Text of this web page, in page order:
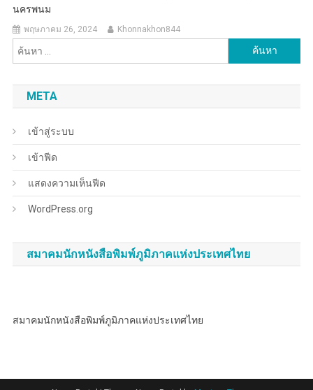
นครพนม
พฤษภาคม 26, 2024 Khonnakhon844
สำหรับ:
META
เข้าสู่ระบบ
เข้าฟีด
แสดงความเห็นฟีด
WordPress.org
สมาคมนักหนังสือพิมพ์ภูมิภาคแห่งประเทศไทย
สมาคมนักหนังสือพิมพ์ภูมิภาคแห่งประเทศไทย